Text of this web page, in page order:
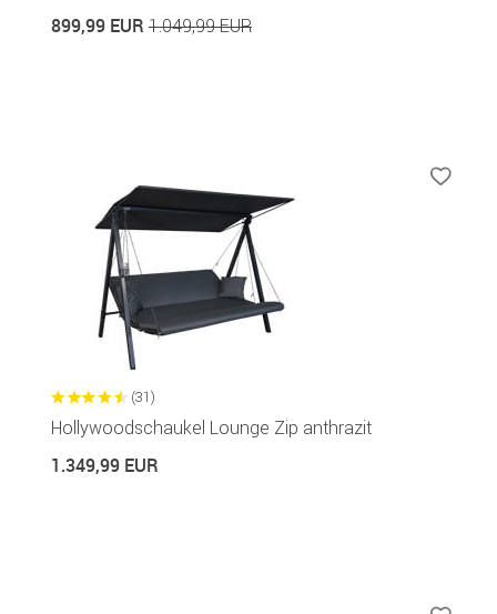
899,99 EUR 1.049,99 EUR
(31)
Hollywoodschaukel Lounge Zip anthrazit
1.349,99 EUR